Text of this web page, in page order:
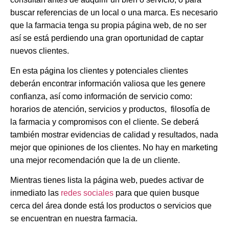
buscar referencias de un local o una marca. Es necesario
que la farmacia tenga su propia página web, de no ser
así se está perdiendo una gran oportunidad de captar
nuevos clientes.
En esta página los clientes y potenciales clientes
deberán encontrar información valiosa que les genere
confianza, así como información de servicio como:
horarios de atención, servicios y productos, filosofía de
la farmacia y compromisos con el cliente. Se deberá
también mostrar evidencias de calidad y resultados, nada
mejor que opiniones de los clientes. No hay en marketing
una mejor recomendación que la de un cliente.
Mientras tienes lista la página web, puedes activar de
inmediato las redes sociales para que quien busque
cerca del área donde está los productos o servicios que
se encuentran en nuestra farmacia.